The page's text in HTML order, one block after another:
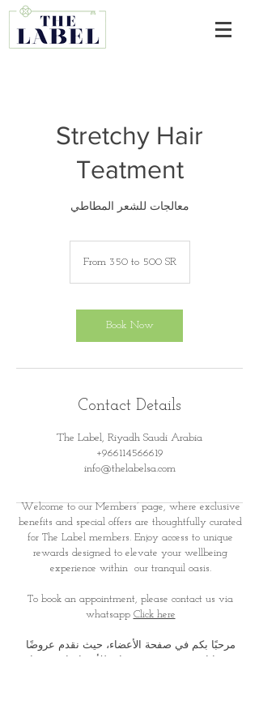
Stretchy Hair
Teatment
معالجات للشعر المطاطي
SR
From 350 to 500 SR
Book Now
Contact Details
The Label, Riyadh Saudi Arabia
+966114566619
info@thelabelsa.com
Welcome to our Members’ page, where exclusive
benefits and special offers are thoughtfully curated
for The Label members. Enjoy access to unique
rewards designed to elevate your wellbeing
experience within our tranquil oasis.
To book an appointment, please contact us via
whatsapp Click here
مرحبًا بكم في صفحة الأعضاء، حيث نقدم عروضًا